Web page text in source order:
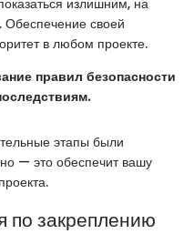
Обеспечение своей
в любом проекте.
правил безопасности
этапы были
— это обеспечит вашу
по закреплению